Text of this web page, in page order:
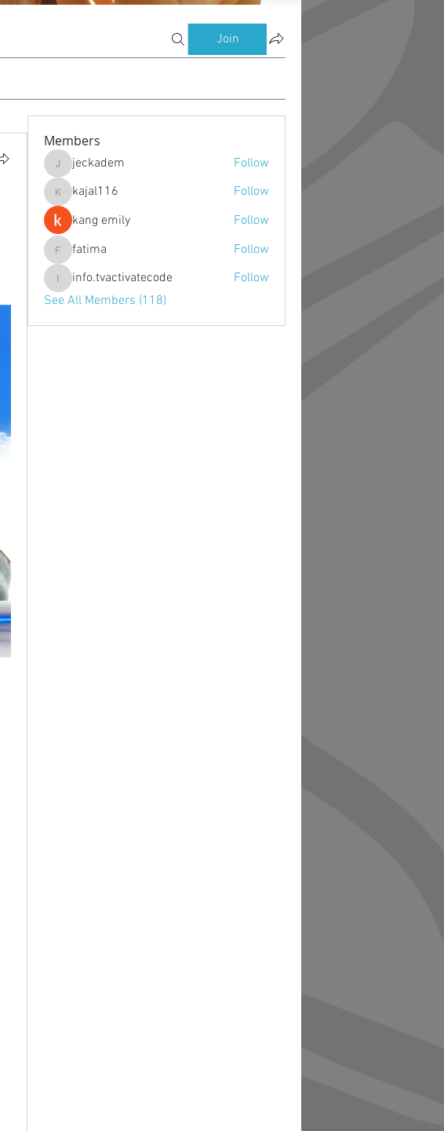
Join
Members
jeckadem
jeckadem Follow
kajal116
kajal116
Follow
kang emily
Follow
fatima
fatima Follow
info.tvactivatecode
info.tvactivatecode
Follow
See All Members (118)